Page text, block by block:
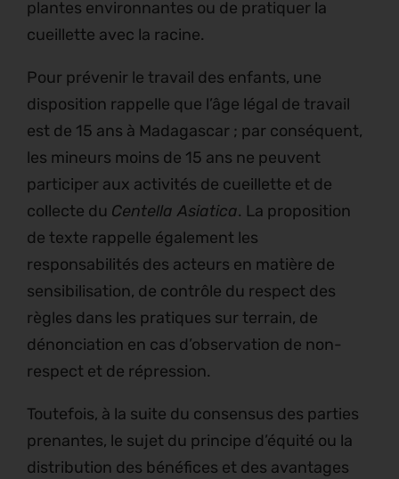
plantes environnantes ou de pratiquer la
cueillette avec la racine.
Pour prévenir le travail des enfants, une
disposition rappelle que l’âge légal de travail
est de 15 ans à Madagascar ; par conséquent,
les mineurs moins de 15 ans ne peuvent
participer aux activités de cueillette et de
collecte du Centella Asiatica. La proposition
de texte rappelle également les
responsabilités des acteurs en matière de
sensibilisation, de contrôle du respect des
règles dans les pratiques sur terrain, de
dénonciation en cas d’observation de non-
respect et de répression.
Toutefois, à la suite du consensus des parties
prenantes, le sujet du principe d’équité ou la
distribution des bénéfices et des avantages